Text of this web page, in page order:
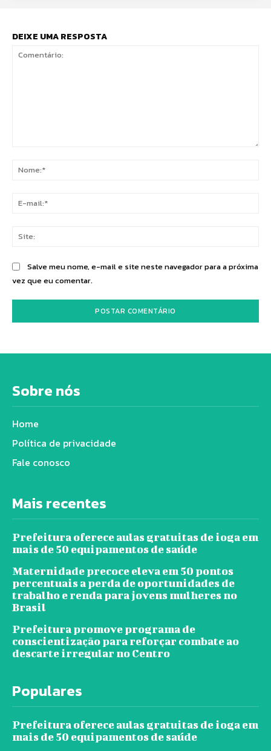
DEIXE UMA RESPOSTA
Salve meu nome, e-mail e site neste navegador para a próxima
vez que eu comentar.
Sobre nós
Home
Política de privacidade
Fale conosco
Mais recentes
Prefeitura oferece aulas gratuitas de ioga em
mais de 50 equipamentos de saúde
Maternidade precoce eleva em 50 pontos
percentuais a perda de oportunidades de
trabalho e renda para jovens mulheres no
Brasil
Prefeitura promove programa de
conscientização para reforçar combate ao
descarte irregular no Centro
Populares
Prefeitura oferece aulas gratuitas de ioga em
mais de 50 equipamentos de saúde